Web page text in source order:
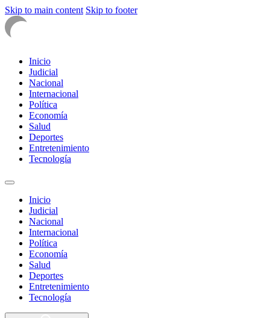
Skip to main content Skip to footer
Inicio
Judicial
Nacional
Internacional
Política
Economía
Salud
Deportes
Entretenimiento
Tecnología
Inicio
Judicial
Nacional
Internacional
Política
Economía
Salud
Deportes
Entretenimiento
Tecnología